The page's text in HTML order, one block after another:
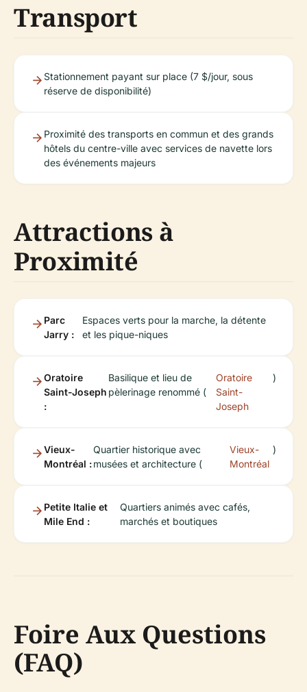
Transport
Stationnement payant sur place (7 $/jour, sous
réserve de disponibilité)
Proximité des transports en commun et des grands
hôtels du centre-ville avec services de navette lors
des événements majeurs
Attractions à
Proximité
Parc
Jarry :
Espaces verts pour la marche, la détente
et les pique-niques
Oratoire
Saint-Joseph
:
Basilique et lieu de
pèlerinage renommé (
Oratoire
Saint-
Joseph
)
Vieux-
Montréal :
Quartier historique avec
musées et architecture (
Vieux-
Montréal
)
Petite Italie et
Mile End :
Quartiers animés avec cafés,
marchés et boutiques
Foire Aux Questions
(FAQ)